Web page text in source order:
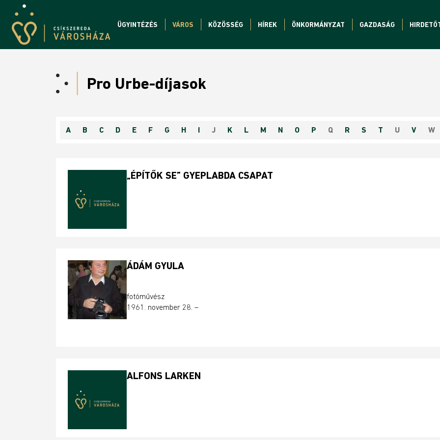
ÜGYINTÉZÉS VÁROS KÖZÖSSÉG HÍREK ÖNKORMÁNYZAT GAZDASÁG
Pro Urbe-díjasok
A B C D E F G H I J K L M N O P Q R S T U V W
„ÉPÍTŐK SE” GYEPLABDA CSAPAT
ÁDÁM GYULA
fotóművész
1961. november 28. –
ALFONS LARKEN